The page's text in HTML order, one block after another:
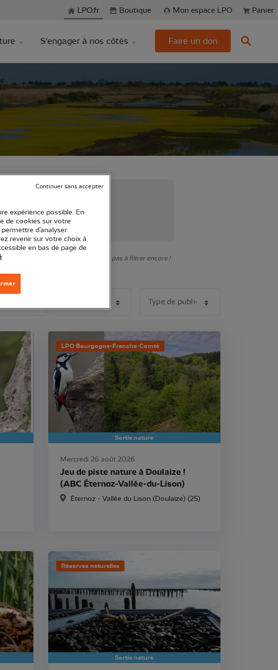
Aller à la rechercheLPO.fr Boutique Mon espace LPO Panier
S'engager à nos côtés Faire un don
en France.
!
venez de sélectionner. N'hésitez pas à filtrer encore !
LPO Bourgogne-Franche-Comté
Sortie nature
Mercredi 26 août 2026
Jeu de piste nature à Doulaize !
(ABC Éternoz-Vallée-du-Lison)
Éternoz - Vallée du Lison (Doulaize) (25)
Réserves naturelles
Sortie nature
expérience possible. En
de cookies sur votre
d’analyser
revenir sur votre choix à
en bas de page de
Continuer sans accepter